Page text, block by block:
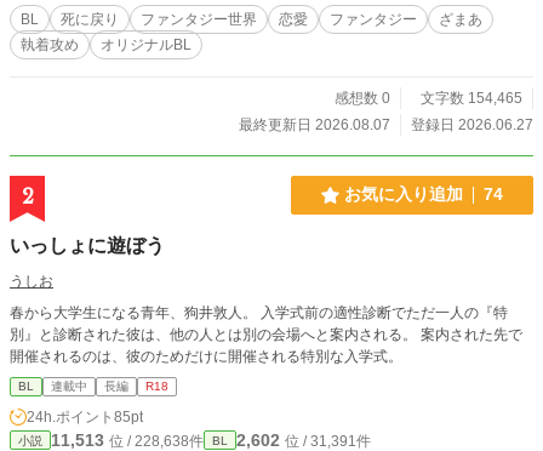
そしてもう一人。 義母に利用され、王太子暗殺の実行犯
に仕立て上げられる森人の青年――ヴァル。 一度目の人生
では、結果的に自分を死へ追いやった男。 だが、その裏で
ンは、誰よりも早く彼を救い出そうとする。 無能と蔑まれ
た公爵令息と、利用されるはずだった森人の青年。 ――今
BL 死に戻り ファンタジー世界 恋愛 ファンタジー
ざまあ
執着攻め
オリジナルBL
感想数 0
文字数 154,465
最終更新日 2026.08.07
登録日 2026.06.27
2 お気に入り追加 74
いっしょに遊ぼう
うしお
春から大学生になる青年、狗井敦人。 入学式前の適性診断でただ一人の『特
別』と診断された彼は、他の人とは別の会場へと案内される。 案内された先で
開催されるのは、彼のためだけに開催される特別な入学式。
BL 連載中 長編 R18
24h.ポイント 85pt
小説 11,513 位 / 228,638件 BL 2,602 位 / 31,391件